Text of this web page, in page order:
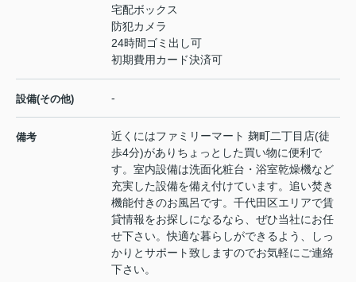
宅配ボックス
防犯カメラ
24時間ゴミ出し可
初期費用カード決済可
設備(その他) -
備考
近くにはファミリーマート 麹町二丁目店(徒
歩4分)がありちょっとした買い物に便利で
す。室内設備は洗面化粧台・浴室乾燥機など
充実した設備を備え付けています。追い焚き
機能付きのお風呂です。千代田区エリアで賃
貸情報をお探しになるなら、ぜひ当社にお任
せ下さい。快適な暮らしができるよう、しっ
かりとサポート致しますのでお気軽にご連絡
下さい。